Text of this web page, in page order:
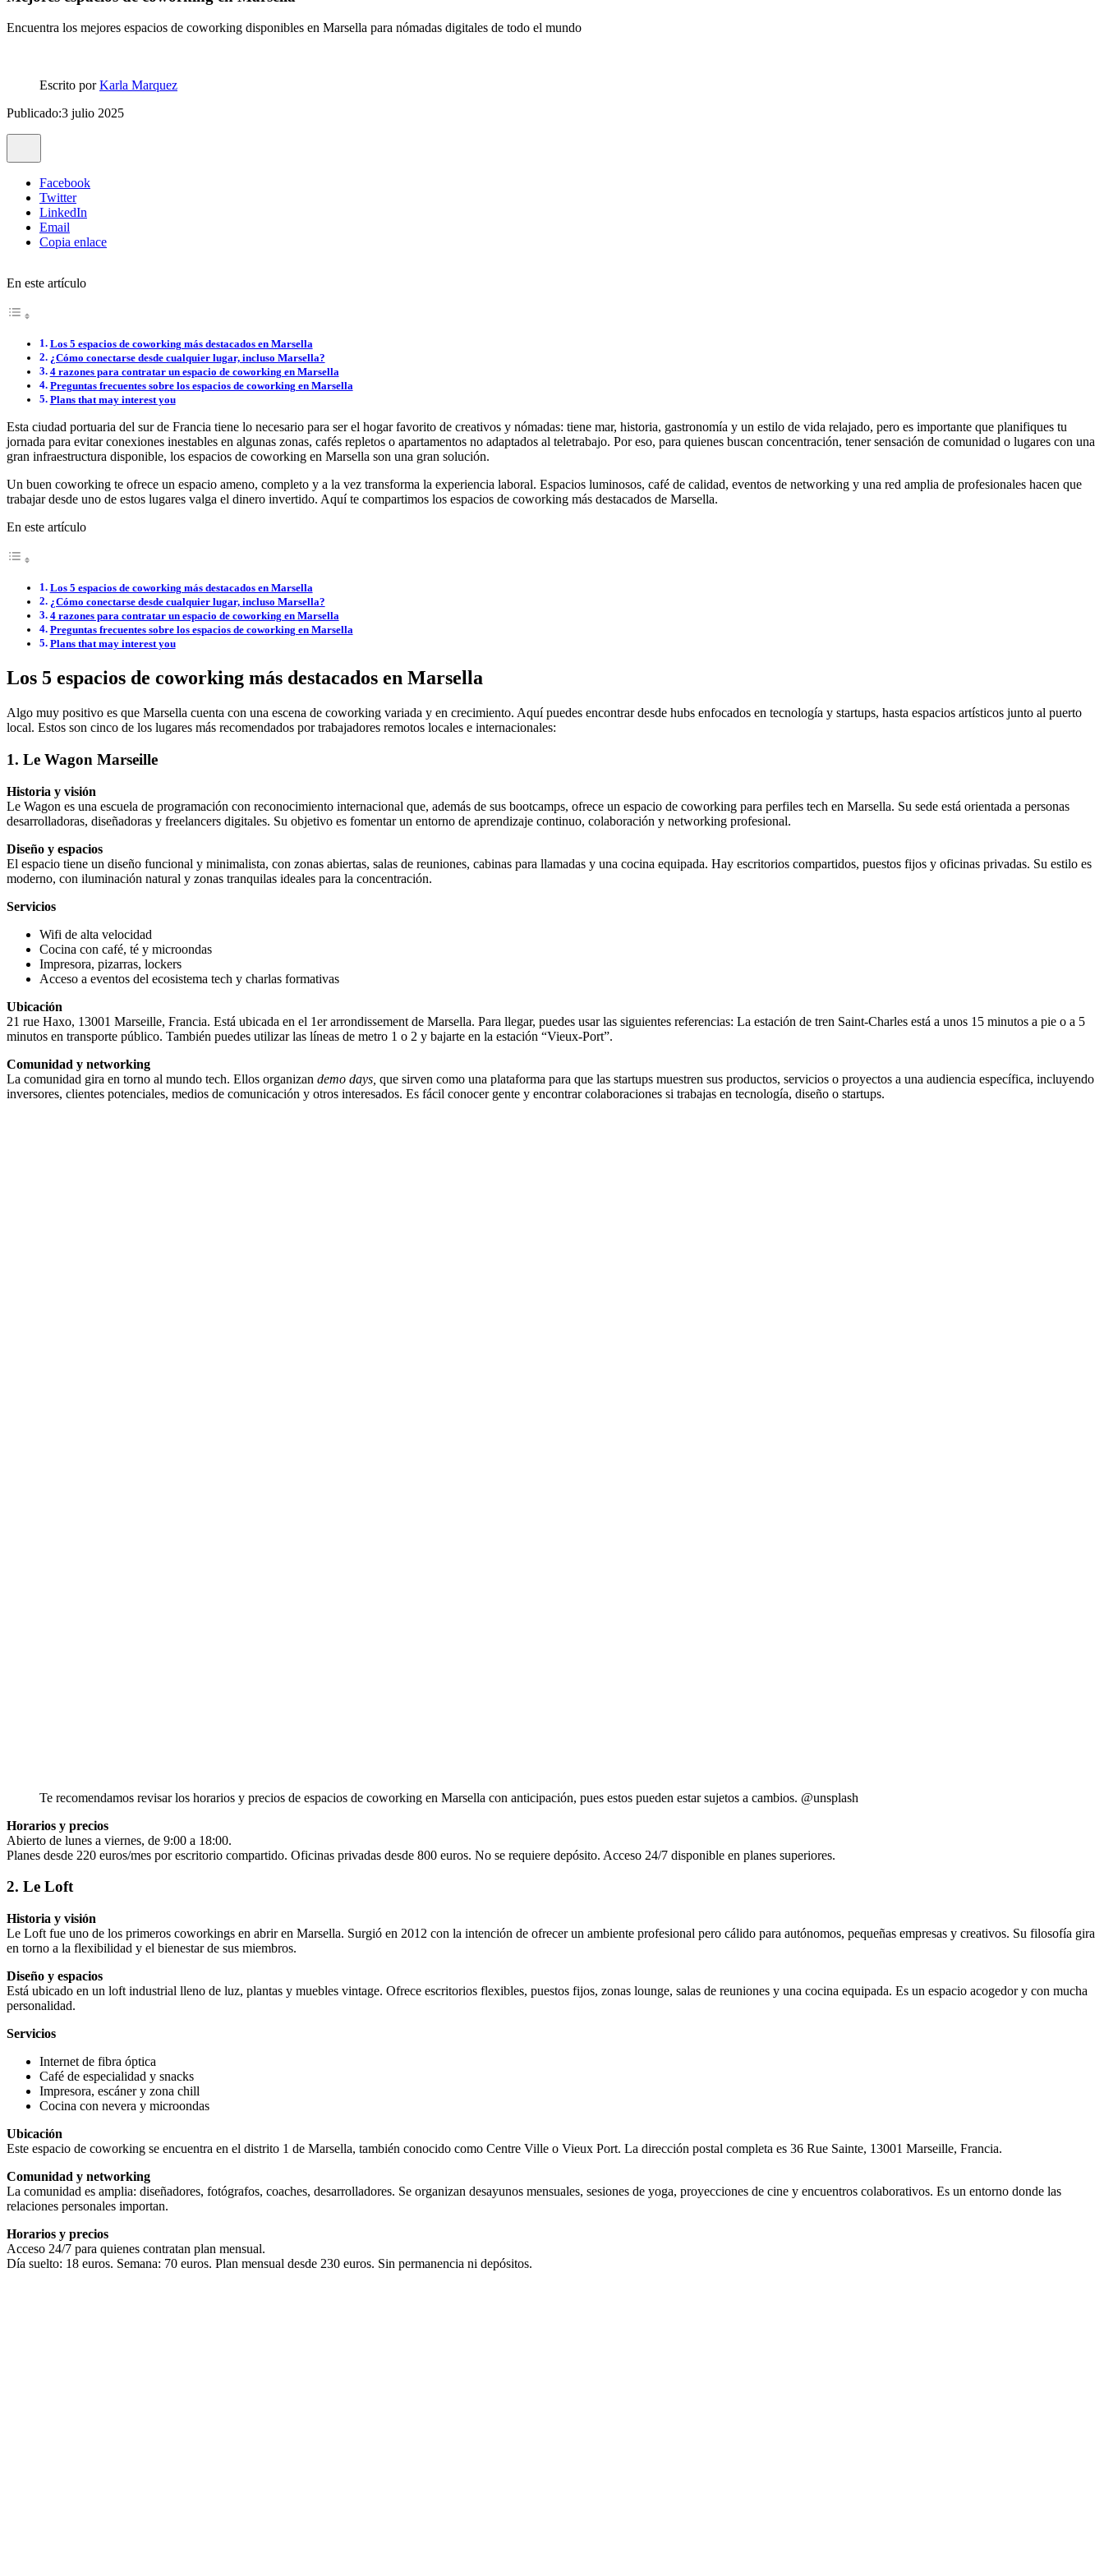
Encuentra los mejores espacios de coworking disponibles en Marsella para nómadas digitales de todo el mundo
Escrito porKarla Marquez
Publicado:3 julio 2025
Facebook
Twitter
LinkedIn
Email
Copia enlace
En este artículo
Los 5 espacios de coworking más destacados en Marsella
¿Cómo conectarse desde cualquier lugar, incluso Marsella?
4 razones para contratar un espacio de coworking en Marsella
Preguntas frecuentes sobre los espacios de coworking en Marsella
Plans that may interest you
Esta ciudad portuaria del sur de Francia tiene lo necesario para ser el hogar favorito de creativos y nómadas: tiene mar, historia, gastronomía y un estilo de vida relajado, pero es importante que planifiques tu
jornada para evitar conexiones inestables en algunas zonas, cafés repletos o apartamentos no adaptados al teletrabajo. Por eso, para quienes buscan concentración, tener sensación de comunidad o lugares con una
gran infraestructura disponible, los espacios de coworking en Marsella son una gran solución.
Un buen coworking te ofrece un espacio ameno, completo y a la vez transforma la experiencia laboral. Espacios luminosos, café de calidad, eventos de networking y una red amplia de profesionales hacen que
trabajar desde uno de estos lugares valga el dinero invertido. Aquí te compartimos los espacios de coworking más destacados de Marsella.
En este artículo
Los 5 espacios de coworking más destacados en Marsella
¿Cómo conectarse desde cualquier lugar, incluso Marsella?
4 razones para contratar un espacio de coworking en Marsella
Preguntas frecuentes sobre los espacios de coworking en Marsella
Plans that may interest you
Los 5 espacios de coworking más destacados en Marsella
Algo muy positivo es que Marsella cuenta con una escena de coworking variada y en crecimiento. Aquí puedes encontrar desde hubs enfocados en tecnología y startups, hasta espacios artísticos junto al puerto
local. Estos son cinco de los lugares más recomendados por trabajadores remotos locales e internacionales:
1. Le Wagon Marseille
Historia y visión
Le Wagon es una escuela de programación con reconocimiento internacional que, además de sus bootcamps, ofrece un espacio de coworking para perfiles tech en Marsella. Su sede está orientada a personas
desarrolladoras, diseñadoras y freelancers digitales. Su objetivo es fomentar un entorno de aprendizaje continuo, colaboración y networking profesional.
Diseño y espacios
El espacio tiene un diseño funcional y minimalista, con zonas abiertas, salas de reuniones, cabinas para llamadas y una cocina equipada. Hay escritorios compartidos, puestos fijos y oficinas privadas. Su estilo es
moderno, con iluminación natural y zonas tranquilas ideales para la concentración.
Servicios
Wifi de alta velocidad
Cocina con café, té y microondas
Impresora, pizarras, lockers
Acceso a eventos del ecosistema tech y charlas formativas
Ubicación
21 rue Haxo, 13001 Marseille, Francia. Está ubicada en el 1er arrondissement de Marsella. Para llegar, puedes usar las siguientes referencias: La estación de tren Saint-Charles está a unos 15 minutos a pie o a 5
minutos en transporte público. También puedes utilizar las líneas de metro 1 o 2 y bajarte en la estación “Vieux-Port”.
Comunidad y networking
La comunidad gira en torno al mundo tech. Ellos organizan demo days, que sirven como una plataforma para que las startups muestren sus productos, servicios o proyectos a una audiencia específica, incluyendo
inversores, clientes potenciales, medios de comunicación y otros interesados. Es fácil conocer gente y encontrar colaboraciones si trabajas en tecnología, diseño o startups.
Te recomendamos revisar los horarios y precios de espacios de coworking en Marsella con anticipación, pues estos pueden estar sujetos a cambios. @unsplash
Horarios y precios
Abierto de lunes a viernes, de 9:00 a 18:00.
Planes desde 220 euros/mes por escritorio compartido. Oficinas privadas desde 800 euros. No se requiere depósito. Acceso 24/7 disponible en planes superiores.
2. Le Loft
Historia y visión
Le Loft fue uno de los primeros coworkings en abrir en Marsella. Surgió en 2012 con la intención de ofrecer un ambiente profesional pero cálido para autónomos, pequeñas empresas y creativos. Su filosofía gira
en torno a la flexibilidad y el bienestar de sus miembros.
Diseño y espacios
Está ubicado en un loft industrial lleno de luz, plantas y muebles vintage. Ofrece escritorios flexibles, puestos fijos, zonas lounge, salas de reuniones y una cocina equipada. Es un espacio acogedor y con mucha
personalidad.
Servicios
Internet de fibra óptica
Café de especialidad y snacks
Impresora, escáner y zona chill
Cocina con nevera y microondas
Ubicación
Este espacio de coworking se encuentra en el distrito 1 de Marsella, también conocido como Centre Ville o Vieux Port. La dirección postal completa es 36 Rue Sainte, 13001 Marseille, Francia.
Comunidad y networking
La comunidad es amplia: diseñadores, fotógrafos, coaches, desarrolladores. Se organizan desayunos mensuales, sesiones de yoga, proyecciones de cine y encuentros colaborativos. Es un entorno donde las
relaciones personales importan.
Horarios y precios
Acceso 24/7 para quienes contratan plan mensual.
Día suelto: 18 euros. Semana: 70 euros. Plan mensual desde 230 euros. Sin permanencia ni depósitos.